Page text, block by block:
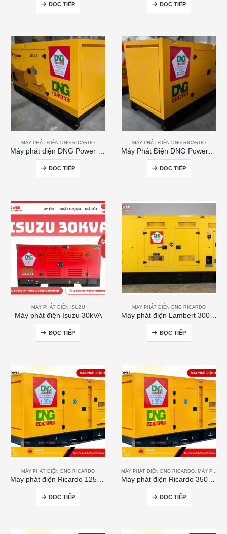
ĐỌC TIẾP ĐỌC TIẾP
MÁY PHÁT ĐIỆN DNG RICARDO
ĐỌC TIẾP
MÁY PHÁT ĐIỆN DNG RICARDO
ĐỌC TIẾP
MÁY PHÁT ĐIỆN ISUZU
Máy phát điện Isuzu 30kVA
ĐỌC TIẾP
MÁY PHÁT ĐIỆN DNG RICARDO
ĐỌC TIẾP
MÁY PHÁT ĐIỆN DNG RICARDO
Máy phát điện Ricardo 125kVA
ĐỌC TIẾP
MÁY PHÁT ĐIỆN DNG RICARDO, MÁY PHÁT ĐIỆN RICARDO
Máy phát điện Ricardo 350KVA
ĐỌC TIẾP